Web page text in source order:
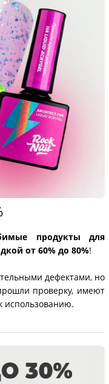
продукты для
от 60% до 80%!
дефектами, но
проверку, имеют
использованию.